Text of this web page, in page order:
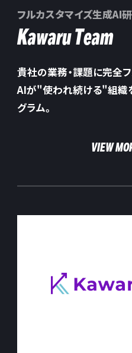
フルカスタマイズ生成AI
Kawaru Team
貴社の業務・課題に完全フ
AIが"使われ続ける"組織
グラム。
VIEW